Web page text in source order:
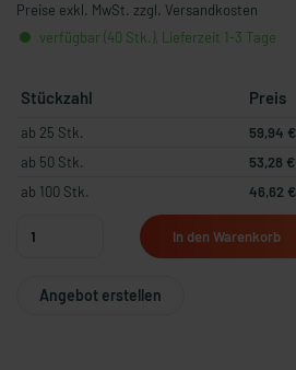
Preise exkl. MwSt. zzgl. Versandkosten
verfügbar (40 Stk.), Lieferzeit 1-3 Tage
Stückzahl Preis
ab 25 Stk. 59,94 €
ab 50 Stk.
53,28 €
ab 100 Stk.
46,62 €
In den Warenkorb
Angebot erstellen